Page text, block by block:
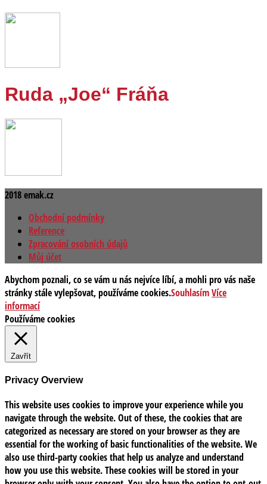
Ruda „Joe“ Fráňa
2018 emak.cz
Obchodní podmínky
Reference
Zpracování osobních údajů
Můj účet
Abychom poznali, co se vám u nás nejvíce líbí, a mohli pro vás naše
stránky stále vylepšovat, používáme cookies.SouhlasímVíce
informací
Používáme cookies
Zavřít
Privacy Overview
This website uses cookies to improve your experience while you
navigate through the website. Out of these, the cookies that are
categorized as necessary are stored on your browser as they are
essential for the working of basic functionalities of the website. We
also use third-party cookies that help us analyze and understand
how you use this website. These cookies will be stored in your